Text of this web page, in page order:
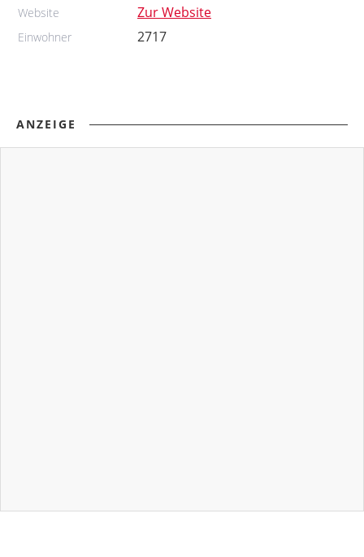
Website Zur Website
Einwohner 2717
ANZEIGE